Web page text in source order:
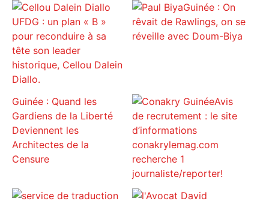
UFDG : un plan « B »
pour reconduire à sa
tête son leader
historique, Cellou Dalein
Diallo.
Guinée : On
rêvait de Rawlings, on se
réveille avec Doum-Biya
Guinée : Quand les
Gardiens de la Liberté
Deviennent les
Architectes de la
Censure
Avis
de recrutement : le site
d’informations
conakrylemag.com
recherche 1
journaliste/reporter!